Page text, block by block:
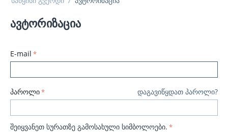
ავტორიზაცია
E-mail
პაროლი დაგავიწყდათ პაროლი?
შეიყვანეთ სურათზე გამოსახული სიმბოლოები.